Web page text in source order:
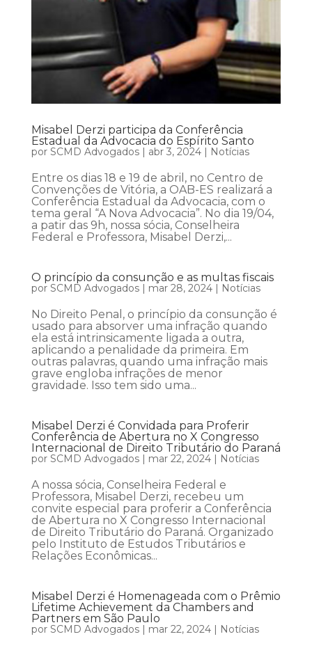
Misabel Derzi participa da Conferência
Estadual da Advocacia do Espírito Santo
por SCMD Advogados| abr 3, 2024| Notícias
Entre os dias 18 e 19 de abril, no Centro de
Convenções de Vitória, a OAB-ES realizará a
Conferência Estadual da Advocacia, com o
tema geral “A Nova Advocacia”. No dia 19/04,
a patir das 9h, nossa sócia, Conselheira
Federal e Professora, Misabel Derzi,...
O princípio da consunção e as multas fiscais
por SCMD Advogados| mar 28, 2024| Notícias
No Direito Penal, o princípio da consunção é
usado para absorver uma infração quando
ela está intrinsicamente ligada a outra,
aplicando a penalidade da primeira. Em
outras palavras, quando uma infração mais
grave engloba infrações de menor
gravidade. Isso tem sido uma...
Misabel Derzi é Convidada para Proferir
Conferência de Abertura no X Congresso
Internacional de Direito Tributário do Paraná
por SCMD Advogados| mar 22, 2024| Notícias
A nossa sócia, Conselheira Federal e
Professora, Misabel Derzi, recebeu um
convite especial para proferir a Conferência
de Abertura no X Congresso Internacional
de Direito Tributário do Paraná. Organizado
pelo Instituto de Estudos Tributários e
Relações Econômicas...
Misabel Derzi é Homenageada com o Prêmio
Lifetime Achievement da Chambers and
Partners em São Paulo
por SCMD Advogados| mar 22, 2024| Notícias